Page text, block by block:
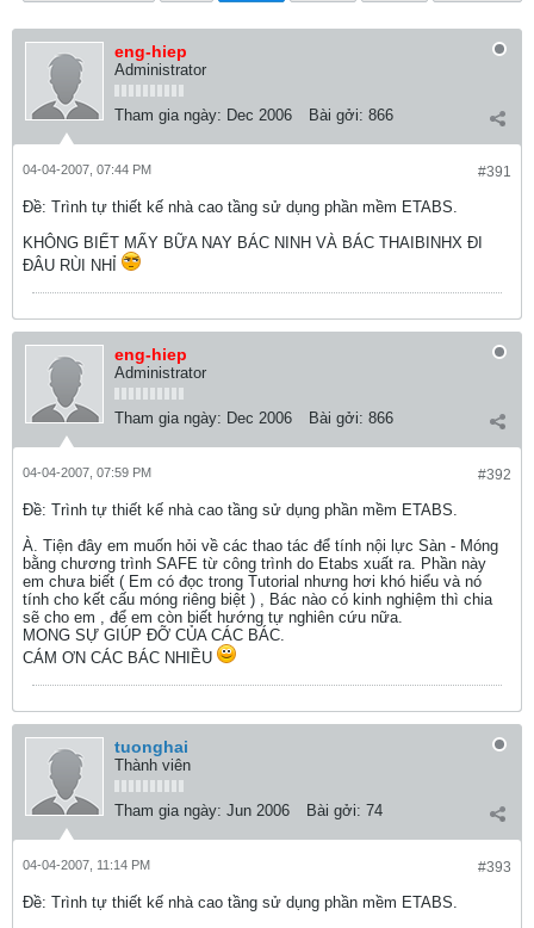
eng-hiep
Administrator
Tham gia ngày: Dec 2006 Bài gởi: 866
#391
04-04-2007, 07:44 PM
Ðề: Trình tự thiết kế nhà cao tầng sử dụng phần mềm ETABS.
KHÔNG BIẾT MẤY BỮA NAY BÁC NINH VÀ BÁC THAIBINHX ĐI
ĐÂU RÙI NHỈ
eng-hiep
Administrator
Tham gia ngày: Dec 2006 Bài gởi: 866
#392
04-04-2007, 07:59 PM
Ðề: Trình tự thiết kế nhà cao tầng sử dụng phần mềm ETABS.
À. Tiện đây em muốn hỏi về các thao tác để tính nội lực Sàn - Móng
bằng chương trình SAFE từ công trình do Etabs xuất ra. Phần này
em chưa biết ( Em có đọc trong Tutorial nhưng hơi khó hiểu và nó
tính cho kết cấu móng riêng biệt ) , Bác nào có kinh nghiệm thì chia
sẽ cho em , để em còn biết hướng tự nghiên cứu nữa.
MONG SỰ GIÚP ĐỠ CỦA CÁC BÁC.
CÁM ƠN CÁC BÁC NHIỀU
tuonghai
Thành viên
Tham gia ngày: Jun 2006 Bài gởi: 74
#393
04-04-2007, 11:14 PM
Ðề: Trình tự thiết kế nhà cao tầng sử dụng phần mềm ETABS.